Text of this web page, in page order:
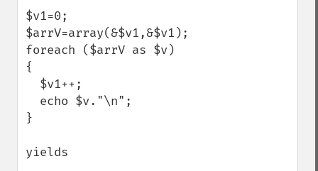
$v1=0;
$arrV=array(&$v1,&$v1);
foreach ($arrV as $v)
{
}
yields